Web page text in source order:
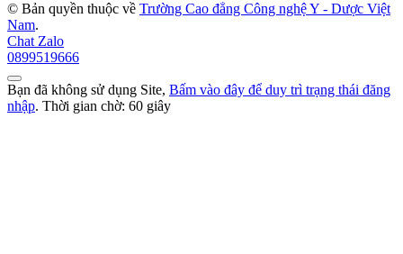
© Bản quyền thuộc về Trường Cao đẳng Công nghệ Y - Dược Việt
Nam.
Chat Zalo
0899519666
Bạn đã không sử dụng Site, Bấm vào đây để duy trì trạng thái đăng
nhập. Thời gian chờ: 60 giây